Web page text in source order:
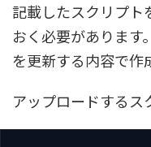
記載したスクリプト
おく必要があります
を更新する内容で作
アップロードするス